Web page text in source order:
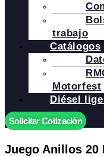
trabajo
Catálogos
Motorfest
Diésel
Solicitar Cotización
Juego Anillos 20